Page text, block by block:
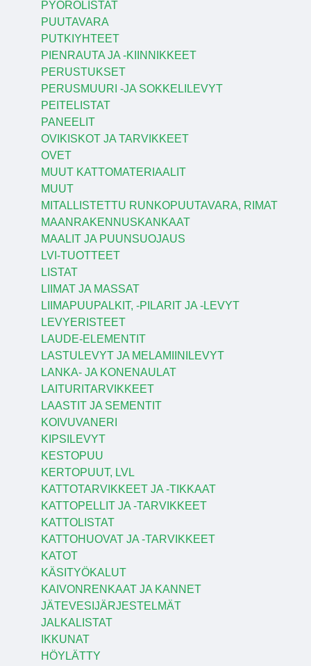
PYÖRÖLISTAT
PUUTAVARA
PUTKIYHTEET
PIENRAUTA JA -KIINNIKKEET
PERUSTUKSET
PERUSMUURI -JA SOKKELILEVYT
PEITELISTAT
PANEELIT
OVIKISKOT JA TARVIKKEET
OVET
MUUT KATTOMATERIAALIT
MUUT
MITALLISTETTU RUNKOPUUTAVARA, RIMAT
MAANRAKENNUSKANKAAT
MAALIT JA PUUNSUOJAUS
LVI-TUOTTEET
LISTAT
LIIMAT JA MASSAT
LIIMAPUUPALKIT, -PILARIT JA -LEVYT
LEVYERISTEET
LAUDE-ELEMENTIT
LASTULEVYT JA MELAMIINILEVYT
LANKA- JA KONENAULAT
LAITURITARVIKKEET
LAASTIT JA SEMENTIT
KOIVUVANERI
KIPSILEVYT
KESTOPUU
KERTOPUUT, LVL
KATTOTARVIKKEET JA -TIKKAAT
KATTOPELLIT JA -TARVIKKEET
KATTOLISTAT
KATTOHUOVAT JA -TARVIKKEET
KATOT
KÄSITYÖKALUT
KAIVONRENKAAT JA KANNET
JÄTEVESIJÄRJESTELMÄT
JALKALISTAT
IKKUNAT
HÖYLÄTTY